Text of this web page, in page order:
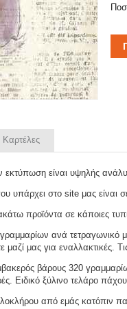
Καρτέλες
εκτύπωση είναι υψηλής
υπάρχει στο site μας είναι
προϊόντα σε κάποιες
ανά τετραγωνικό
μας για εναλλακτικές.
βάρους 320
Ειδικό ξύλινο τελάρο
από εμάς κατόπιν